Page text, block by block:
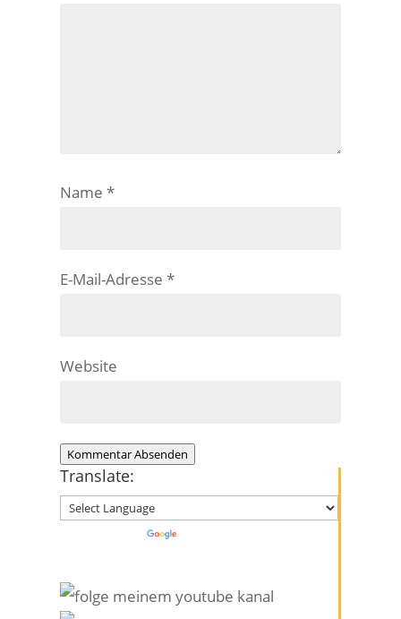
Name*
E-Mail-Adresse*
Website
Kommentar Absenden
Translate:
Powered by